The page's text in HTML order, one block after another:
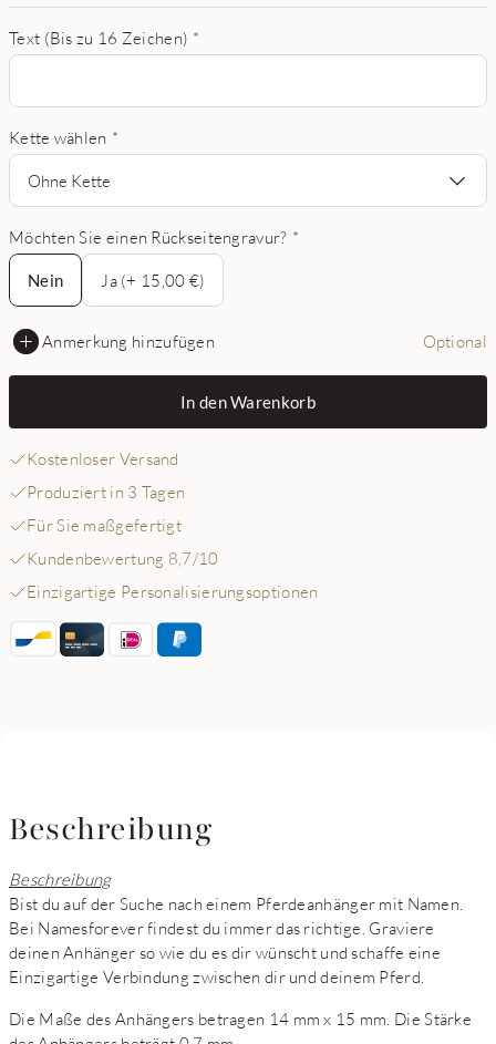
Text (Bis zu 16 Zeichen) *
Kette wählen *
Ohne Kette
Möchten Sie einen Rückseitengravur? *
Nein
Nein
Ja (+ 15,00 €)
Anmerkung hinzufügen Optional
In den Warenkorb
Kostenloser Versand
Produziert in 3 Tagen
Für Sie maßgefertigt
Kundenbewertung 8,7/10
Einzigartige Personalisierungsoptionen
Beschreibung
Beschreibung
Bist du auf der Suche nach einem Pferdeanhänger mit Namen.
Bei Namesforever findest du immer das richtige. Graviere
deinen Anhänger so wie du es dir wünscht und schaffe eine
Einzigartige Verbindung zwischen dir und deinem Pferd.
Die Maße des Anhängers betragen 14 mm x 15 mm. Die Stärke